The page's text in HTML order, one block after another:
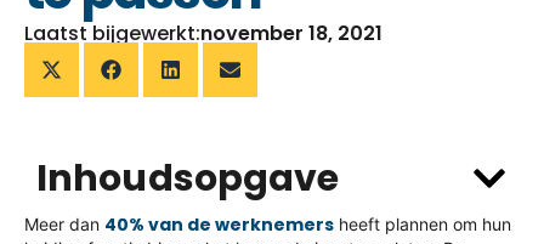
Laatst bijgewerkt:november 18, 2021
Inhoudsopgave
Meer dan 40% van de werknemers heeft plannen om hun